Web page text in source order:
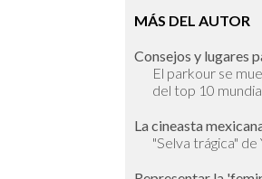
MÁS DEL AUTOR
Consejos y lugares
El parkour se
del top 10
La cineasta
"Selva trágica"